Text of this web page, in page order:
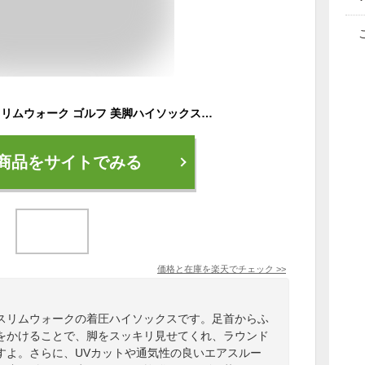
SLIMWALK GOLF スリムウォーク ゴルフ 美脚ハイソックス レディース 着圧 UVカット SWG004/005 スリムウォーク
品をサイトでみる
価格と在庫を楽天でチェック >>
リムウォークの着圧ハイソックスです。足首からふ
けることで、脚をスッキリ見せてくれ、ラウンド
。さらに、UVカットや通気性の良いエアスルー